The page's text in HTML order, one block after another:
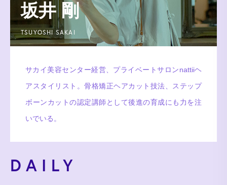
坂井 剛
TSUYOSHI SAKAI
サカイ美容センター経営、プライベートサロンnattiiヘ
アスタイリスト。骨格矯正ヘアカット技法、ステップ
ボーンカットの認定講師として後進の育成にも力を注
いでいる。
DAILY